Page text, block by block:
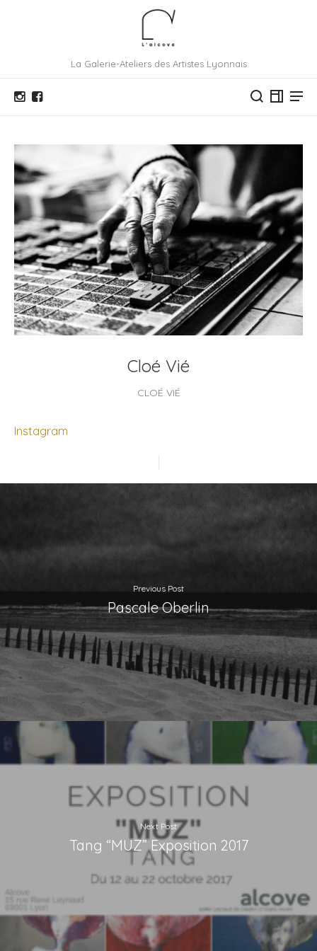
La Galerie-Ateliers des Artistes Lyonnais
Cloé Vié
CLOÉ VIÉ
Instagram
Previous Post
Pascale Oberlin
Next Post
Tang “MUZ” Exposition 2017